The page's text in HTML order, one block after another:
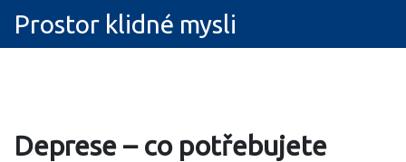
Prostor klidné mysli
Deprese – co potřebujete